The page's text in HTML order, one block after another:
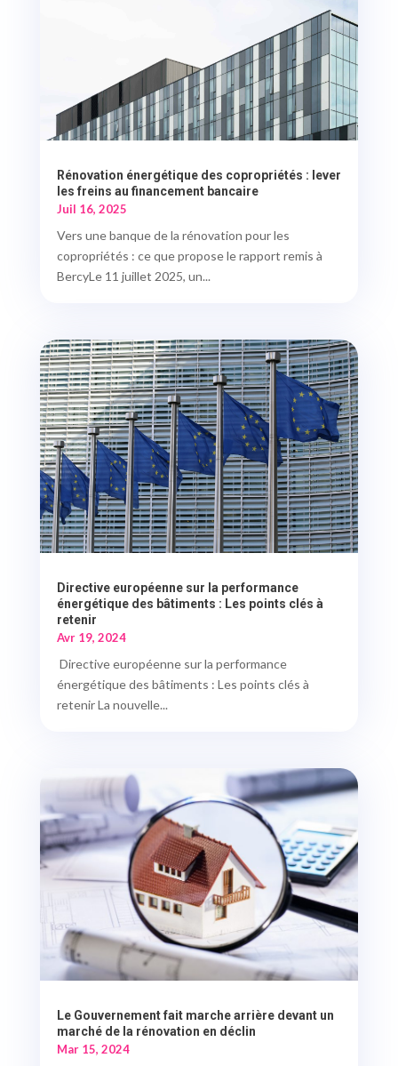
Rénovation énergétique des copropriétés : lever
les freins au financement bancaire
Juil 16, 2025
Vers une banque de la rénovation pour les
copropriétés : ce que propose le rapport remis à
BercyLe 11 juillet 2025, un...
Directive européenne sur la performance
énergétique des bâtiments : Les points clés à
retenir
Avr 19, 2024
Directive européenne sur la performance
énergétique des bâtiments : Les points clés à
retenir La nouvelle...
Le Gouvernement fait marche arrière devant un
marché de la rénovation en déclin
Mar 15, 2024